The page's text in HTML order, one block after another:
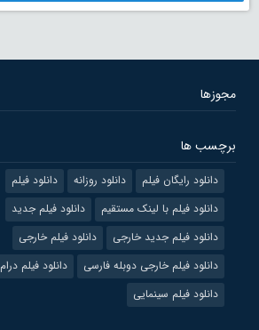
مجوزها
برچسب ها
دانلود رایگان فیلم دانلود روزانه
دانلود فیلم
دانلود فیلم با لینک مستقیم
دانلود فیلم جدید
دانلود فیلم جدید خارجی
دانلود فیلم خارجی
دانلود فیلم خارجی دوبله فارسی
دانلود فیلم درام
دانلود فیلم سینمایی